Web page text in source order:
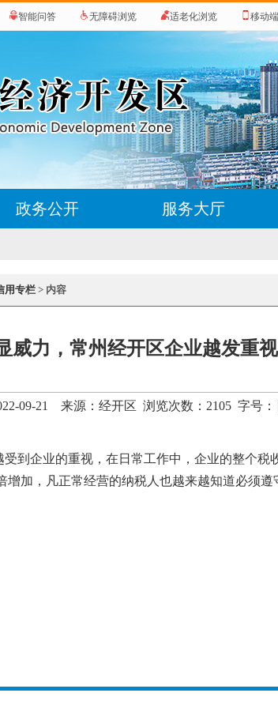
智能问答 无障碍浏览 适老化浏览 移动
政务公开 服务大厅
用专栏 > 内容
威力，常州经开区企业越发重
09-21 来源：经开区 浏览次数： 2105 字号：
到企业的重视，在日常工作中，企业的整个
加，凡正常经营的纳税人也越来越知道必须